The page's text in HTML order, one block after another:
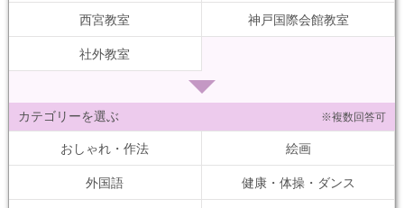
西宮教室 神戸国際会館教室
社外教室
カテゴリーを選ぶ ※複数回答可
おしゃれ・作法 絵画
外国語 健康・体操・ダンス